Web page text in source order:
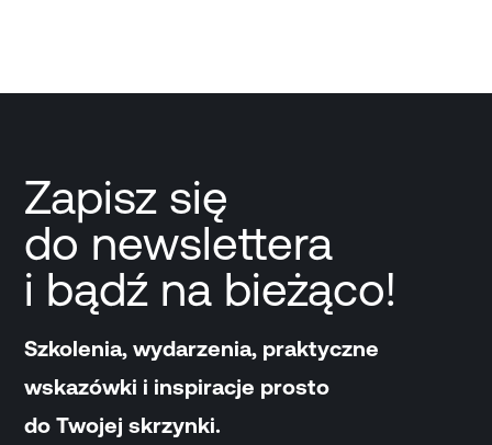
Zapisz się
do newslettera
i bądź na bieżąco!
Szkolenia, wydarzenia, praktyczne
wskazówki i inspiracje prosto
do Twojej skrzynki.